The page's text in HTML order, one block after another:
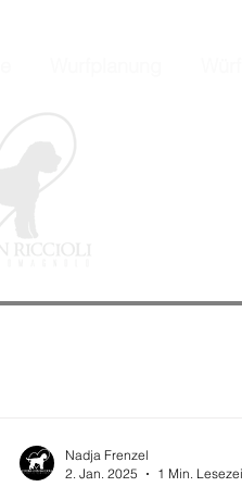
Nadja Frenzel
2. Jan. 2025
1 Min.